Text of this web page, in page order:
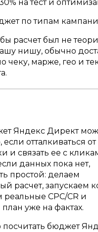
на тест и
по типам
расчет был не
нишу, обычно
чеку, марже, гео и
Яндекс Директ
отталкиваться от
и связать ее с
данных пока нет,
простой: делаем
расчет, запускаем
реальные CPC/CR и
уже на фактах.
бюджет